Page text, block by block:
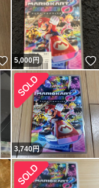
いいね！
5,000 円
3,740円